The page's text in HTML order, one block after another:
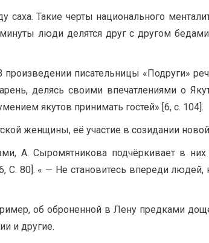
Такие черты национального
люди делятся друг с другом
произведении писательницы «Подруги»
делясь своими впечатлениями о
якутов принимать гостей» [6, с. 104].
женщины, её участие в созидании
А. Сыромятникова подчёркивает в них
80]. « — Не становитесь впереди людей,
об оброненной в Лену предками
и другие.